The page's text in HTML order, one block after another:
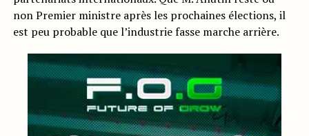
non Premier ministre après les prochaines élections, il
est peu probable que l’industrie fasse marche arrière.